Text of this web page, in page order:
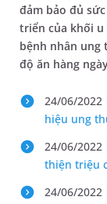
đảm bảo đủ
triển của khối u
bệnh nhân ung
độ ăn hàng
24/06/2022
hiệu ung
24/06/2022
thiện triệu
24/06/2022